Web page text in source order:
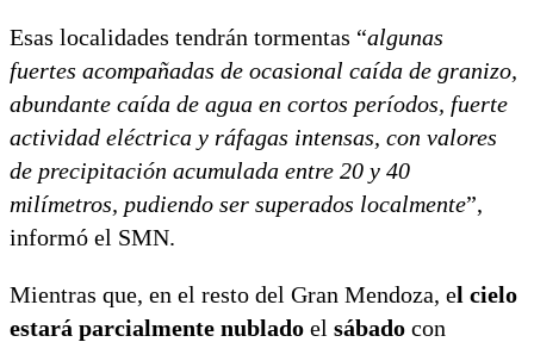
Esas localidades tendrán tormentas “algunas
fuertes acompañadas de ocasional caída de granizo,
abundante caída de agua en cortos períodos, fuerte
actividad eléctrica y ráfagas intensas, con valores
de precipitación acumulada entre 20 y 40
milímetros, pudiendo ser superados localmente”,
informó el SMN.
Mientras que, en el resto del Gran Mendoza, el cielo
estará parcialmente nublado el sábado con